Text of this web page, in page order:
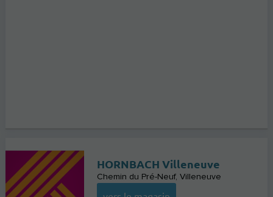
HORNBACH Villeneuve
Chemin du Pré-Neuf Villeneuve